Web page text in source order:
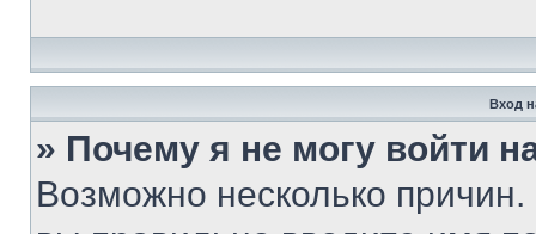
Вход
» Почему я не могу войти
Возможно несколько